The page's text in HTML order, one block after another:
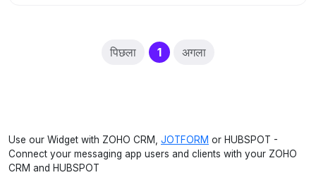
पिछला 1(current)
अगला
Use our Widget with ZOHO CRM, JOTFORM or HUBSPOT -
Connect your messaging app users and clients with your ZOHO
CRM and HUBSPOT